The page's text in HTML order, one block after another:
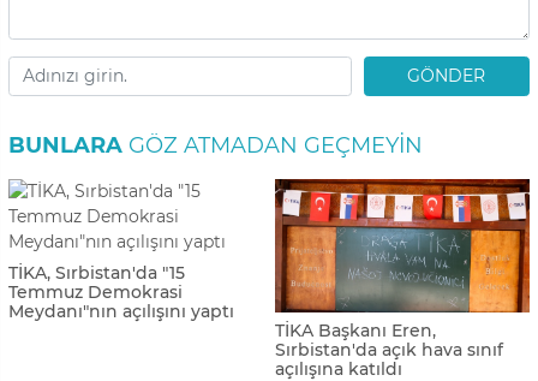
GÖNDER
BUNLARA GÖZ ATMADAN GEÇMEYIN
TİKA, Sırbistan'da "15
Temmuz Demokrasi
Meydanı"nın açılışını yaptı
TİKA Başkanı Eren,
Sırbistan'da açık hava sınıf
açılışına katıldı